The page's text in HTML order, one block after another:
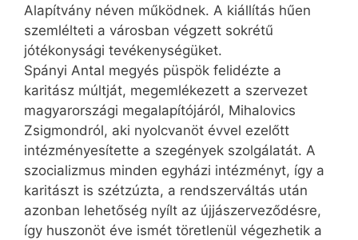
Alapítvány néven működnek. A kiállítás hűen
szemlélteti a városban végzett sokrétű
jótékonysági tevékenységüket.
Spányi Antal megyés püspök felidézte a
karitász múltját, megemlékezett a szervezet
magyarországi megalapítójáról, Mihalovics
Zsigmondról, aki nyolcvanöt évvel ezelőtt
intézményesítette a szegények szolgálatát. A
szocializmus minden egyházi intézményt, így a
karitászt is szétzúzta, a rendszerváltás után
azonban lehetőség nyílt az újjászerveződésre,
így huszonöt éve ismét töretlenül végezhetik a